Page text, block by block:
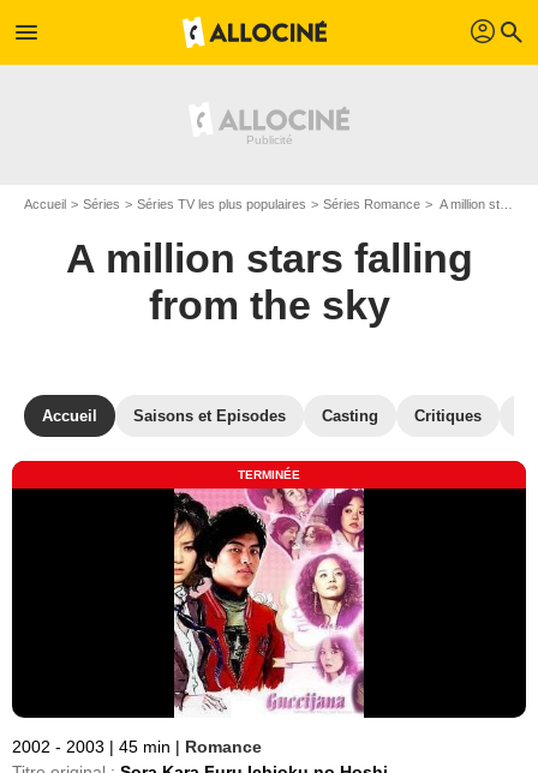
menu profil search
Accueil Séries Séries TV les plus populaires Séries Romance A million stars falling from the sky
A million stars falling
from the sky
Accueil Saisons et Episodes Casting Critiques
TERMINÉE
2002 - 2003 | 45 min | Romance